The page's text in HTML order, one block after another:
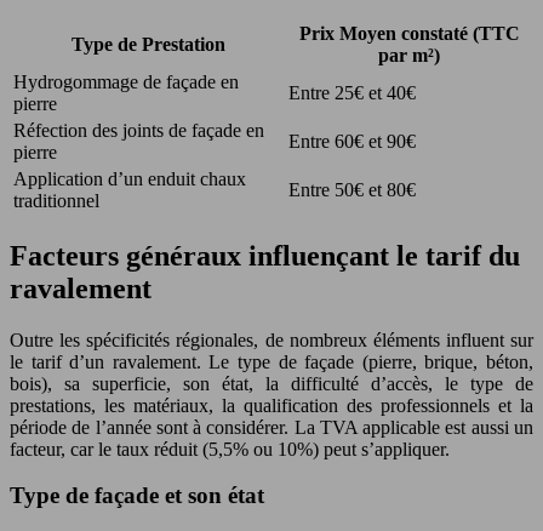
Type de Prestation
Prix Moyen constaté (TTC
par m²)
Hydrogommage de façade en
pierre
Entre 25€ et 40€
Réfection des joints de façade en
pierre
Entre 60€ et 90€
Application d’un enduit chaux
traditionnel
Entre 50€ et 80€
Facteurs généraux influençant le tarif du
ravalement
Outre les spécificités régionales, de nombreux éléments influent sur
le tarif d’un ravalement. Le type de façade (pierre, brique, béton,
bois), sa superficie, son état, la difficulté d’accès, le type de
prestations, les matériaux, la qualification des professionnels et la
période de l’année sont à considérer. La TVA applicable est aussi un
facteur, car le taux réduit (5,5% ou 10%) peut s’appliquer.
Type de façade et son état